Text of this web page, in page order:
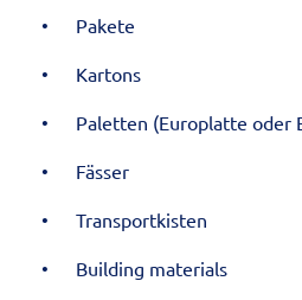
Pakete
Kartons
Paletten (Europlatte oder
Fässer
Transportkisten
Building materials